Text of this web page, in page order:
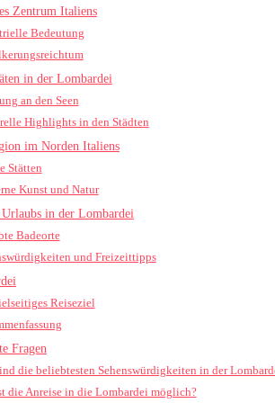
Zentrum Italiens
Bedeutung
in der Lombardei
an den Seen
Highlights in den Städten
im Norden Italiens
Stätten
Kunst und Natur
Urlaubs in der Lombardei
Badeorte
und Freizeittipps
Reiseziel
Fragen
die beliebtesten Sehenswürdigkeiten in der
die Anreise in die Lombardei möglich?